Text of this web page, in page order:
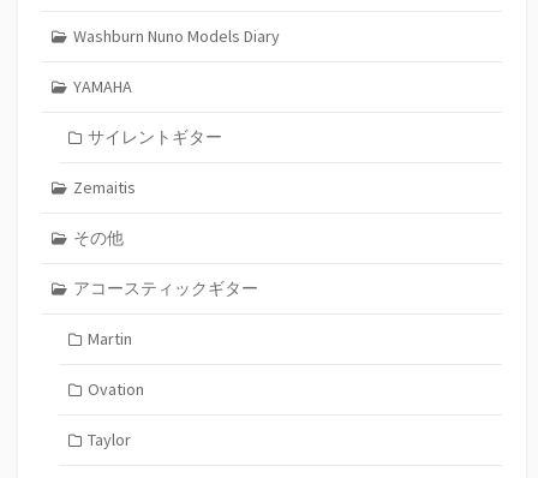
Washburn Nuno Models Diary
YAMAHA
サイレントギター
Zemaitis
その他
アコースティックギター
Martin
Ovation
Taylor